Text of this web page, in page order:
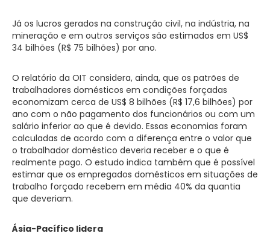
Já os lucros gerados na construção civil, na indústria, na
mineração e em outros serviços são estimados em US$
34 bilhões (R$ 75 bilhões) por ano.
O relatório da OIT considera, ainda, que os patrões de
trabalhadores domésticos em condições forçadas
economizam cerca de US$ 8 bilhões (R$ 17,6 bilhões) por
ano com o não pagamento dos funcionários ou com um
salário inferior ao que é devido. Essas economias foram
calculadas de acordo com a diferença entre o valor que
o trabalhador doméstico deveria receber e o que é
realmente pago. O estudo indica também que é possível
estimar que os empregados domésticos em situações de
trabalho forçado recebem em média 40% da quantia
que deveriam.
Ásia-Pacífico lidera